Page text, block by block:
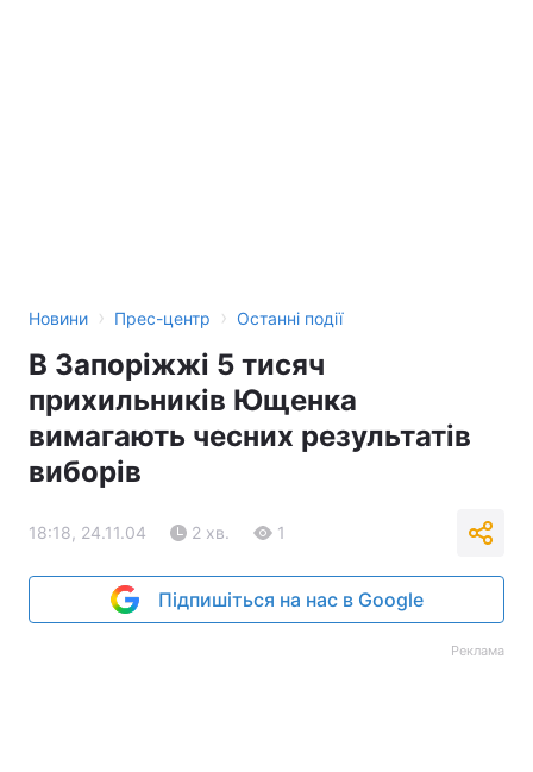
Новини › Прес-центр › Останні події
В Запоріжжі 5 тисяч
прихильників Ющенка
вимагають чесних результатів
виборів
18:18, 24.11.04 2 хв. 1
Підпишіться на нас в Google
Реклама